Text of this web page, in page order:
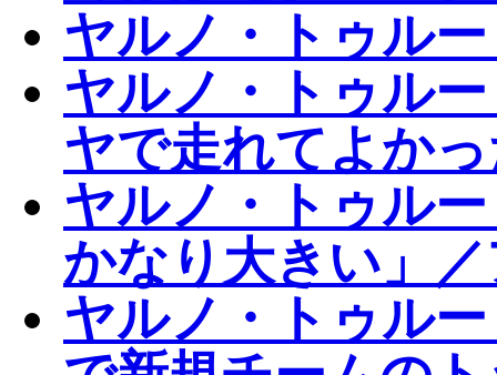
ヤルノ・トゥル
ヤルノ・トゥル
ヤで走れてよか
ヤルノ・トゥル
かなり大きい」
ヤルノ・トゥル